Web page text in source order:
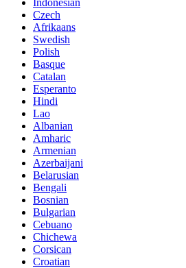
Czech
Afrikaans
Swedish
Polish
Basque
Catalan
Esperanto
Hindi
Lao
Albanian
Amharic
Armenian
Azerbaijani
Belarusian
Bengali
Bosnian
Bulgarian
Cebuano
Chichewa
Corsican
Croatian